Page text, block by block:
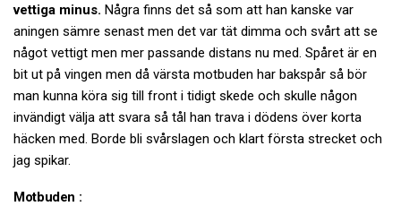
vettiga minus. Några finns det så som att han kanske var
aningen sämre senast men det var tät dimma och svårt att se
något vettigt men mer passande distans nu med. Spåret är en
bit ut på vingen men då värsta motbuden har bakspår så bör
man kunna köra sig till front i tidigt skede och skulle någon
invändigt välja att svara så tål han trava i dödens över korta
häcken med. Borde bli svårslagen och klart första strecket och
jag spikar.
Motbuden :